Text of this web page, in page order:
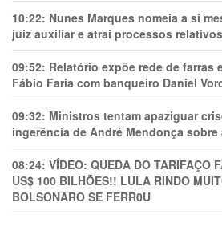
10:22: Nunes Marques nomeia a si
juiz auxiliar e atrai processos
09:52: Relatório expõe rede de farras
Fábio Faria com banqueiro Daniel
09:32: Ministros tentam apaziguar
ingerência de André Mendonça sobre
08:24: VÍDEO: QUEDA DO TARIFAÇO
US$ 100 BILHÕES!! LULA RINDO
BOLSONARO SE FERR0U